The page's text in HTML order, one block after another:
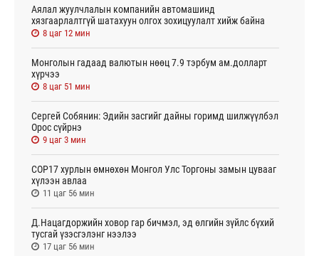
Аялал жуулчлалын компанийн автомашинд
хязгаарлалтгүй шатахуун олгох зохицуулалт хийж байна
8 цаг 12 мин
Монголын гадаад валютын нөөц 7.9 тэрбум ам.долларт
хүрчээ
8 цаг 51 мин
Сергей Собянин: Эдийн засгийг дайны горимд шилжүүлбэл
Орос сүйрнэ
9 цаг 3 мин
COP17 хурлын өмнөхөн Монгол Улс Торгоны замын цувааг
хүлээн авлаа
11 цаг 56 мин
Д.Нацагдоржийн ховор гар бичмэл, эд өлгийн зүйлс бүхий
тусгай үзэсгэлэнг нээлээ
17 цаг 56 мин